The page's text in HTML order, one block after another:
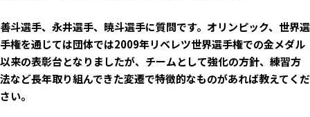
――善斗選手、永井選手、暁斗選手に質問です。オリンピック、世界選
手権を通じては団体では2009年リベレツ世界選手権での金メダル
以来の表彰台となりましたが、チームとして強化の方針、練習方
法など長年取り組んできた変遷で特徴的なものがあれば教えてくだ
さい。